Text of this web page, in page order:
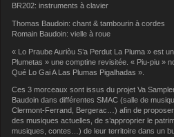
BR202: instruments à clavier
Thomas Baudoin: chant & tambourin à cordes
Romain Baudoin: vielle à roue
« Lo Praube Auriòu S’a Perdut La Pluma » est
Plumetas » une comptine revisitée. « Piu-piu »
Qué Lo Gai A Las Plumas Pigalhadas ».
Ces 3 morceaux sont issus du projet Va
Baudoin dans différentes SMAC (salle de
Clermont-Ferrand, Bergerac…) afin de
des musiques actuelles, de s’approprier le
musiques, contes…) de leur territoire dans un